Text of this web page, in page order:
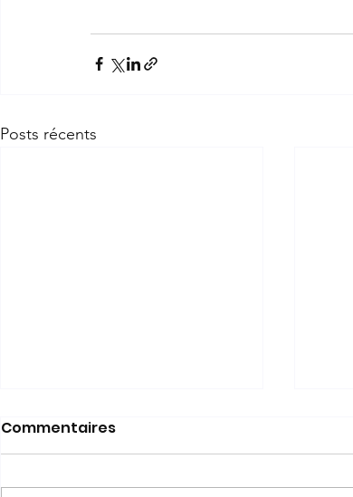
Posts récents
Commentaires